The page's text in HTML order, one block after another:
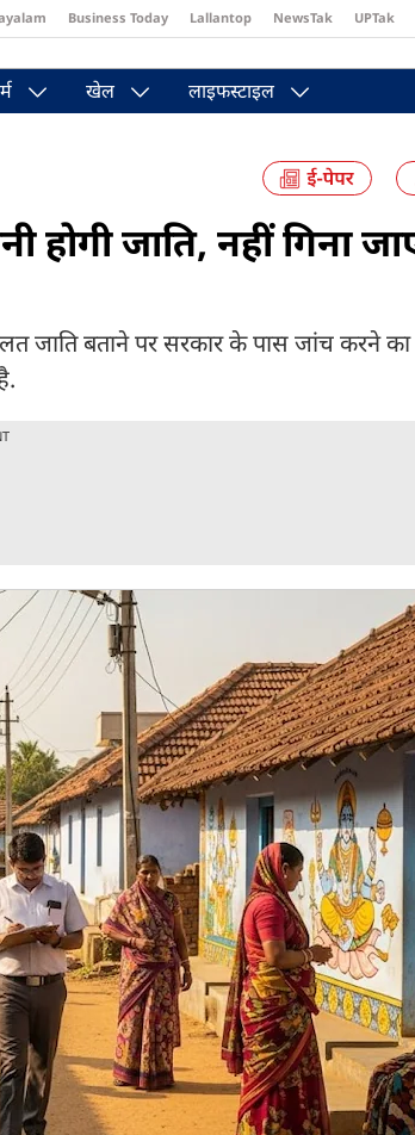
Business Today Lallantop NewsTak UPTak
खेल लाइफस्टाइल
जाति, नहीं गिना
जाति बताने पर सरकार के पास जांच करने का